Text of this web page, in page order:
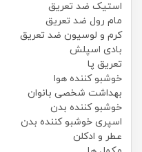
استیک ضد تعریق
مام رول ضد تعریق
کرم و لوسیون ضد تعریق
بادی اسپلش
تعریق پا
خوشبو کننده هوا
بهداشت شخصی بانوان
خوشبو کننده بدن
اسپری خوشبو کننده بدن
عطر و ادکلن